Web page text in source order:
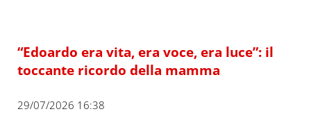
“Edoardo era vita, era voce, era luce”: il
toccante ricordo della mamma
29/07/2026 16:38